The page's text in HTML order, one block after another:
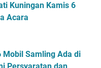
Kuningan Kamis 6
Acara
Mobil Samling Ada di